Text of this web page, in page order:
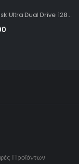
Sandisk Ultra Dual Drive 128GB USB 3.1
Προϊόντων